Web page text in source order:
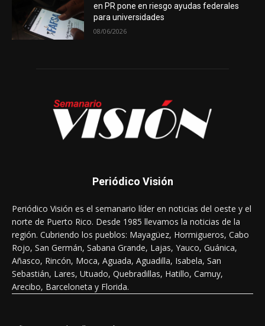
en PR pone en riesgo ayudas federales
para universidades
08/06/2026
Periódico Visión
Periódico Visión es el semanario líder en noticias del oeste y el
norte de Puerto Rico. Desde 1985 llevamos la noticias de la
región. Cubriendo los pueblos: Mayagüez, Hormigueros, Cabo
Rojo, San Germán, Sabana Grande, Lajas, Yauco, Guánica,
Añasco, Rincón, Moca, Aguada, Aguadilla, Isabela, San
Sebastián, Lares, Utuado, Quebradillas, Hatillo, Camuy,
Arecibo, Barceloneta y Florida.